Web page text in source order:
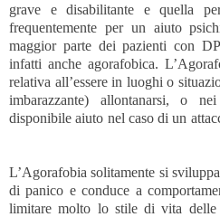
grave e disabilitante e quella
frequentemente per un aiuto
maggior parte dei pazienti con
infatti anche agorafobica.
relativa all’essere in luoghi o
imbarazzante) allontanarsi, o
disponibile aiuto nel caso di un
L’Agorafobia solitamente si
di panico e conduce a
limitare molto lo stile di vita delle